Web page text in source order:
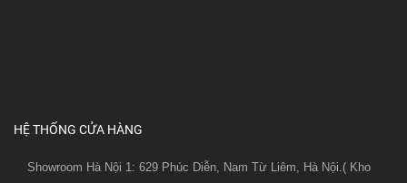
HỆ THỐNG CỬA HÀNG
Showroom Hà Nội 1: 629 Phúc Diễn, Nam Từ Liêm, Hà Nội.( Kho